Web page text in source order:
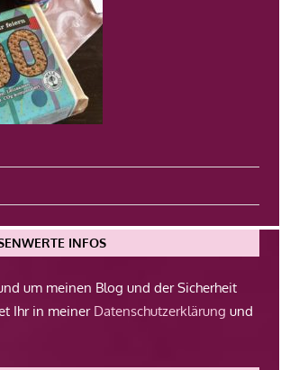
INFOS
um meinen Blog und der Sicherheit
Ihr in meiner Datenschutzerklärung und